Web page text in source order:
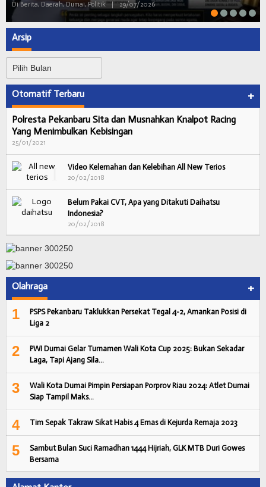
Di Berita, Daerah, Dumai, Politik | 29/07/2026
Arsip
Otomatif Terbaru +
Polresta Pekanbaru Sita dan Musnahkan Knalpot Racing
Yang Menimbulkan Kebisingan
25/01/2021
Video Kelemahan dan Kelebihan All New Terios
20/02/2018
Belum Pakai CVT, Apa yang Ditakuti Daihatsu
Indonesia?
20/02/2018
Olahraga +
1
PSPS Pekanbaru Taklukkan Persekat Tegal 4-2, Amankan Posisi di
Liga 2
2
PWI Dumai Gelar Turnamen Wali Kota Cup 2025: Bukan Sekadar
Laga, Tapi Ajang Sila…
3
Wali Kota Dumai Pimpin Persiapan Porprov Riau 2024: Atlet Dumai
Siap Tampil Maks…
4 Tim Sepak Takraw Sikat Habis 4 Emas di Kejurda Remaja 2023
5
Sambut Bulan Suci Ramadhan 1444 Hijriah, GLK MTB Duri Gowes
Bersama